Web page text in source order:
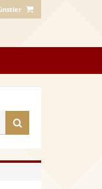
finden